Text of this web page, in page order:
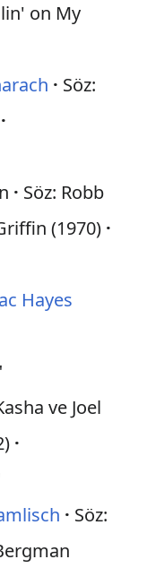
on My
Söz:
Söz: Robb
(1970)
Hayes
ve Joel
Söz: